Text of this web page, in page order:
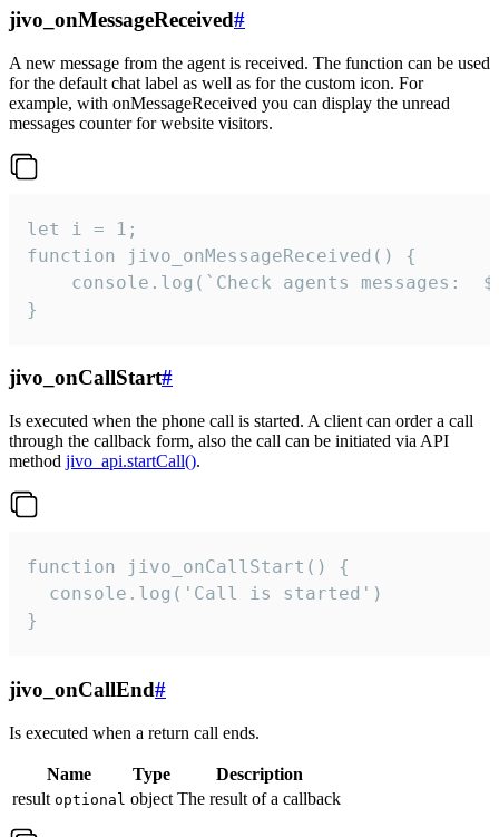
jivo_onMessageReceived#
A new message from the agent is received. The function can be used
for the default chat label as well as for the custom icon. For
example, with onMessageReceived you can display the unread
messages counter for website visitors.
let i = 1;
function jivo_onMessageReceived() {
}
jivo_onCallStart#
Is executed when the phone call is started. A client can order a call
through the callback form, also the call can be initiated via API
method jivo_api.startCall().
function jivo_onCallStart() {
  console.log('Call is started')
}
jivo_onCallEnd#
Is executed when a return call ends.
Name Type
Description
result optional object The result of a callback